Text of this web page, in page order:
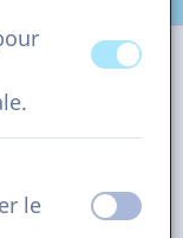
éteint
le
éteint